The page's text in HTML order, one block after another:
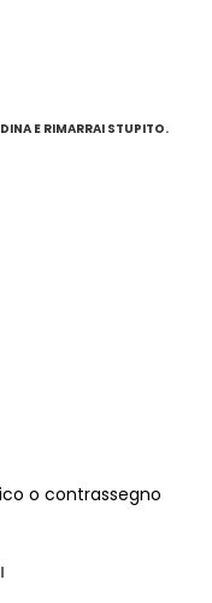
E RIMARRAI STUPITO.
o contrassegno